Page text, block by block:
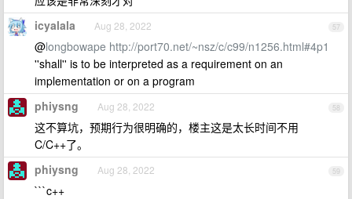
57
icyalala Aug 28, 2022
@longbowape http://port70.net/~nsz/c/c99/n1256.html#4p1
''shall'' is to be interpreted as a requirement on an
implementation or on a program
58
phiysng Aug 28, 2022
这不算坑，预期行为很明确的，楼主这是太长时间不用
C/C++了。
59
phiysng Aug 28, 2022
```c++